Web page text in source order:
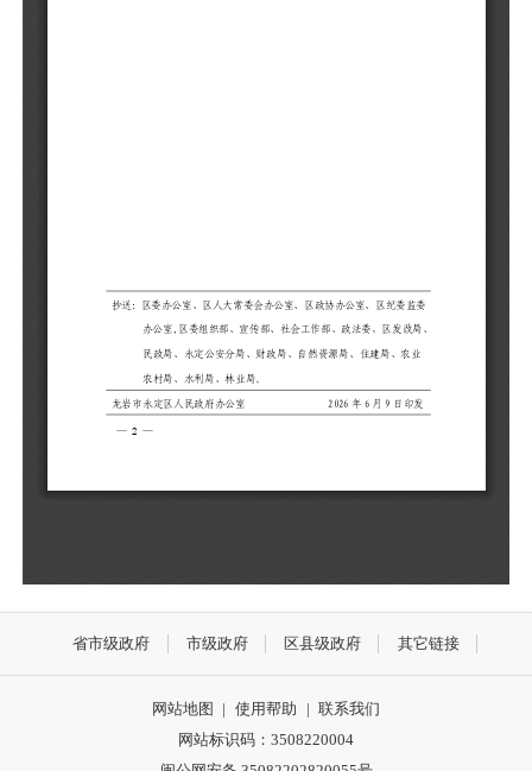
省市级政府 市级政府 区县级政府 其它链接
网站地图 | 使用帮助 | 联系我们
网站标识码：3508220004